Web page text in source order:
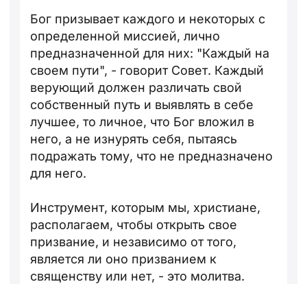
Бог призывает каждого и некоторых с
определенной миссией, лично
предназначенной для них: "Каждый на
своем пути", - говорит Совет. Каждый
верующий должен различать свой
собственный путь и выявлять в себе
лучшее, то личное, что Бог вложил в
него, а не изнурять себя, пытаясь
подражать тому, что не предназначено
для него.
Инструмент, которым мы, христиане,
располагаем, чтобы открыть свое
призвание, и независимо от того,
является ли оно призванием к
священству или нет, - это молитва.